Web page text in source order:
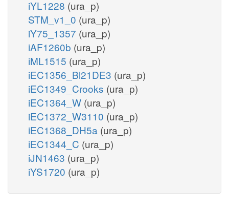
iYL1228 (ura_p)
STM_v1_0 (ura_p)
iY75_1357 (ura_p)
iAF1260b (ura_p)
iML1515 (ura_p)
iEC1356_Bl21DE3 (ura_p)
iEC1349_Crooks (ura_p)
iEC1364_W (ura_p)
iEC1372_W3110 (ura_p)
iEC1368_DH5a (ura_p)
iEC1344_C (ura_p)
iJN1463 (ura_p)
iYS1720 (ura_p)